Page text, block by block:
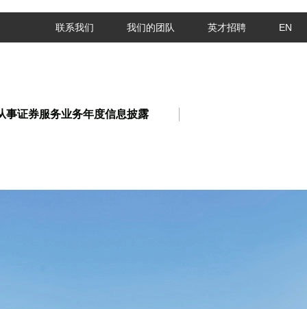
联系我们 我们的团队 英才招聘 EN
事证券服务业务年度信息披露